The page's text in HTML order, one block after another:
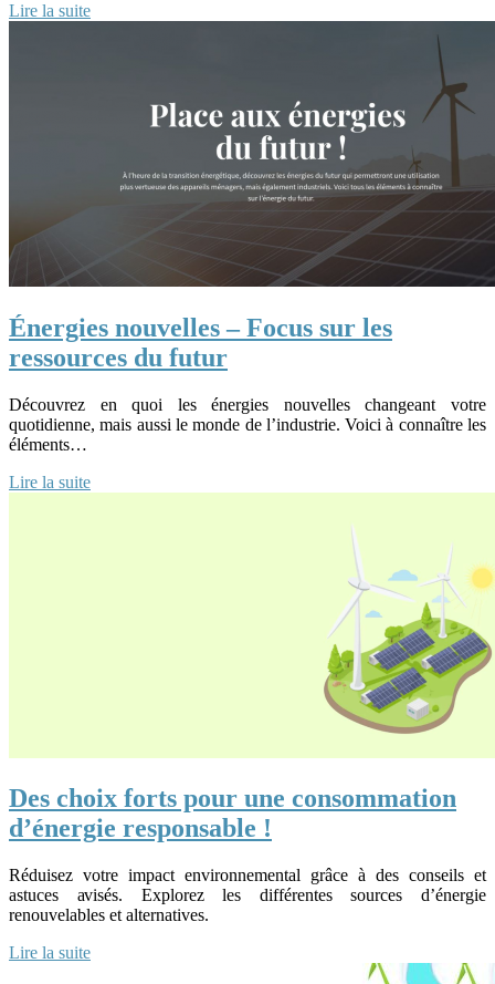
Lire la suite
Énergies nouvelles – Focus sur les
ressources du futur
Découvrez en quoi les énergies nouvelles changeant votre
quotidienne, mais aussi le monde de l’industrie. Voici à connaître les
éléments…
Lire la suite
Des choix forts pour une consommation
d’énergie responsable !
Réduisez votre impact environnemental grâce à des conseils et
astuces avisés. Explorez les différentes sources d’énergie
renouvelables et alternatives.
Lire la suite